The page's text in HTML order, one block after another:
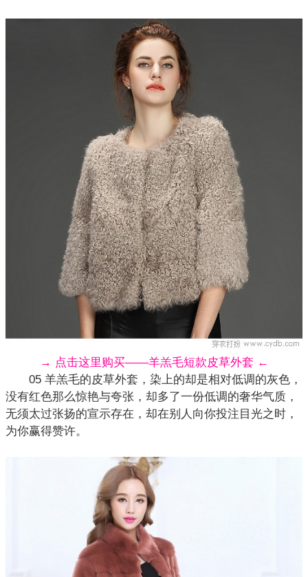
→ 点击这里购买——羊羔毛短款皮草外套 ←
05 羊羔毛的皮草外套，染上的却是相对低调的灰色，
没有红色那么惊艳与夸张，却多了一份低调的奢华气质，
无须太过张扬的宣示存在，却在别人向你投注目光之时，
为你赢得赞许。